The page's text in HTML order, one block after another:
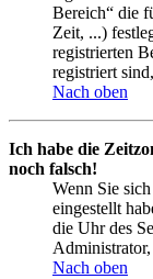
Bereich“ die
Zeit, ...)
registrierten
registriert
Nach oben
Ich habe die
noch falsch!
Wenn Sie
eingestellt
die Uhr des
Administrator,
Nach oben